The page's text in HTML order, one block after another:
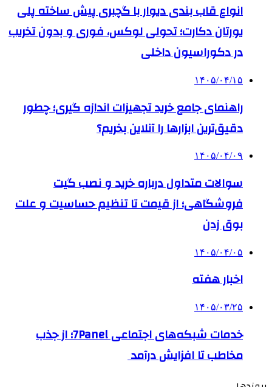
انواع قاب بندی دیوار با گچبری پیش ساخته پلی
یورتان دکارت؛ تحولی لوکس، فوری و بدون تخریب
در دکوراسیون داخلی
۱۴۰۵/۰۴/۱۵
راهنمای جامع خرید تجهیزات اندازه گیری؛ چطور
دقیق‌ترین ابزارها را آنلاین بخریم؟
۱۴۰۵/۰۴/۰۹
سوالات متداول درباره خرید و نصب گیت
فروشگاهی؛ از قیمت تا تنظیم حساسیت و علت
بوق زدن
۱۴۰۵/۰۴/۰۵
اخبار هفته
۱۴۰۵/۰۳/۲۵
خدمات شبکه‌های اجتماعی 7Panel؛ از جذب
مخاطب تا افزایش درآمد